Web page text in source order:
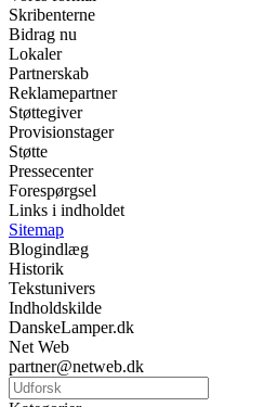
Skribenterne
Bidrag nu
Lokaler
Partnerskab
Reklamepartner
Støttegiver
Provisionstager
Støtte
Pressecenter
Forespørgsel
Links i indholdet
Sitemap
Blogindlæg
Historik
Tekstunivers
Indholdskilde
DanskeLamper.dk
Net Web
partner@netweb.dk